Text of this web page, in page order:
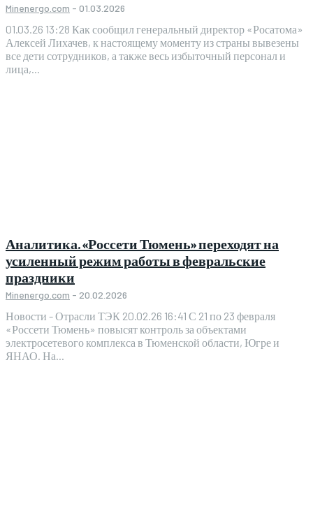
Minenergo.com - 01.03.2026
01.03.26 13:28 Как сообщил генеральный директор «Росатома»
Алексей Лихачев, к настоящему моменту из страны вывезены
все дети сотрудников, а также весь избыточный персонал и
лица,...
Аналитика. «Россети Тюмень» переходят на
усиленный режим работы в февральские
праздники
Minenergo.com - 20.02.2026
Новости - Отрасли ТЭК 20.02.26 16:41 С 21 по 23 февраля
«Россети Тюмень» повысят контроль за объектами
электросетевого комплекса в Тюменской области, Югре и
ЯНАО. На...